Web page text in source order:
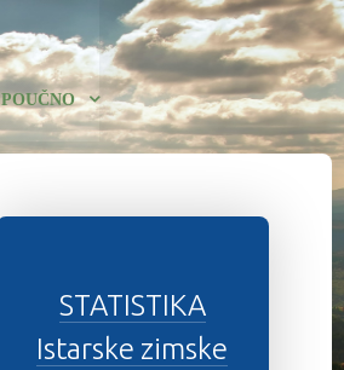
POUČNO
STATISTIKA
Istarske zimske